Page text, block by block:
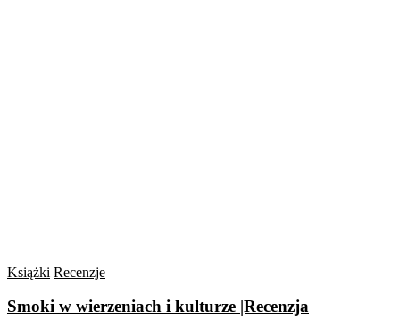
Książki Recenzje
Smoki w wierzeniach i kulturze |Recenzja